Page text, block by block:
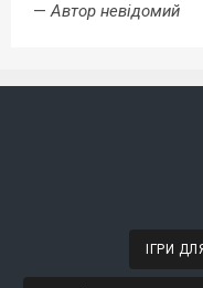
—Автор невідомий
ІГРИ